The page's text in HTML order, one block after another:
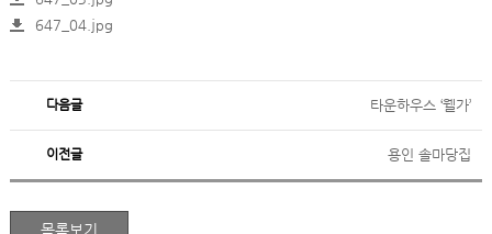
647_04.jpg
다음글 타운하우스 ‘웰가’
이전글 용인 솔마당집